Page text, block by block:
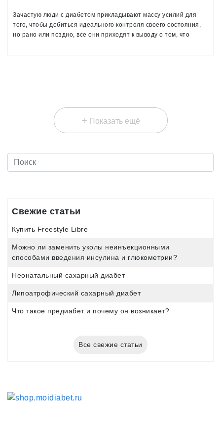
Зачастую люди с диабетом прикладывают массу усилий для
того, чтобы добиться идеального контроля своего состояния,
но рано или поздно, все они приходят к выводу о том, что
+ Показать ещё
Свежие статьи
Купить Freestyle Libre
Можно ли заменить уколы неинъекционными
способами введения инсулина и глюкометрии?
Неонатальный сахарный диабет
Липоатрофический сахарный диабет
Что такое предиабет и почему он возникает?
Все свежие статьи